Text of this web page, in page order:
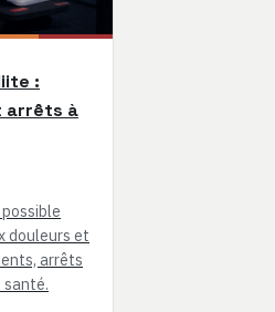
:
arrêts à
douleurs et
arrêts